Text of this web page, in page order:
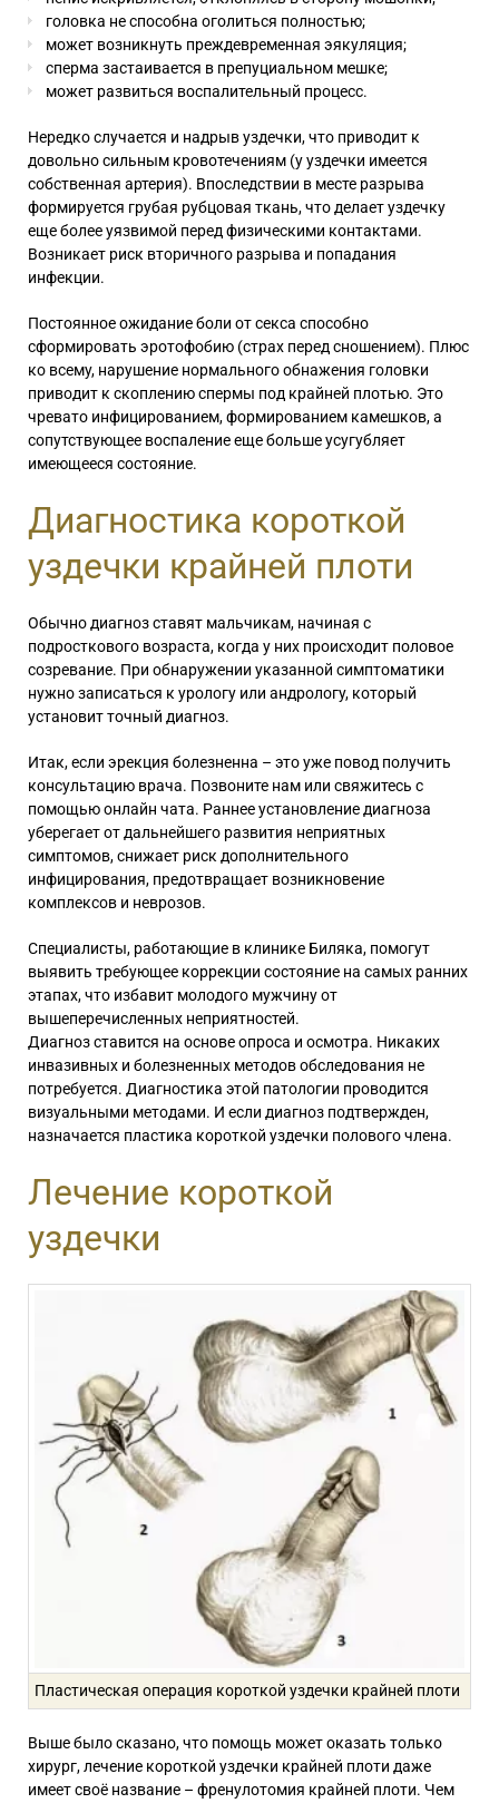
головка не способна оголиться полностью;
может возникнуть преждевременная эякуляция;
сперма застаивается в препуциальном мешке;
может развиться воспалительный процесс.
Нередко случается и надрыв уздечки, что приводит к
довольно сильным кровотечениям (у уздечки имеется
собственная артерия). Впоследствии в месте разрыва
формируется грубая рубцовая ткань, что делает уздечку
еще более уязвимой перед физическими контактами.
Возникает риск вторичного разрыва и попадания
инфекции.
Постоянное ожидание боли от секса способно
сформировать эротофобию (страх перед сношением). Плюс
ко всему, нарушение нормального обнажения головки
приводит к скоплению спермы под крайней плотью. Это
чревато инфицированием, формированием камешков, а
сопутствующее воспаление еще больше усугубляет
имеющееся состояние.
Диагностика короткой
уздечки крайней плоти
Обычно диагноз ставят мальчикам, начиная с
подросткового возраста, когда у них происходит половое
созревание. При обнаружении указанной симптоматики
нужно записаться к урологу или андрологу, который
установит точный диагноз.
Итак, если эрекция болезненна – это уже повод получить
консультацию врача. Позвоните нам или свяжитесь с
помощью онлайн чата. Раннее установление диагноза
уберегает от дальнейшего развития неприятных
симптомов, снижает риск дополнительного
инфицирования, предотвращает возникновение
комплексов и неврозов.
Специалисты, работающие в клинике Биляка, помогут
выявить требующее коррекции состояние на самых ранних
этапах, что избавит молодого мужчину от
вышеперечисленных неприятностей.
Диагноз ставится на основе опроса и осмотра. Никаких
инвазивных и болезненных методов обследования не
потребуется. Диагностика этой патологии проводится
визуальными методами. И если диагноз подтвержден,
назначается пластика короткой уздечки полового члена.
Лечение короткой
уздечки
Пластическая операция короткой уздечки крайней плоти
Выше было сказано, что помощь может оказать только
хирург, лечение короткой уздечки крайней плоти даже
имеет своё название – френулотомия крайней плоти. Чем